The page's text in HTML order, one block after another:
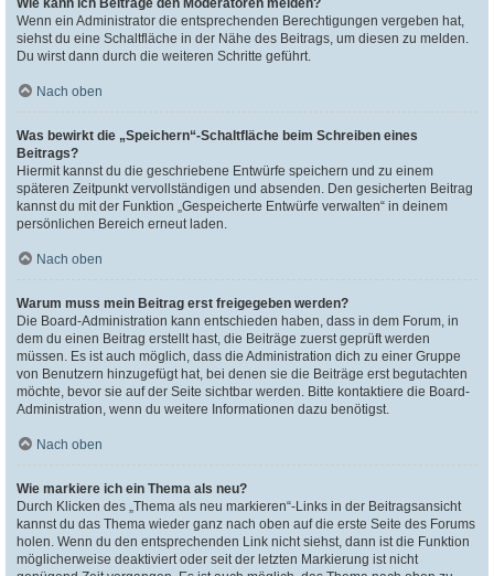
Wie kann ich Beiträge den Moderatoren melden?
Wenn ein Administrator die entsprechenden Berechtigungen vergeben hat,
siehst du eine Schaltfläche in der Nähe des Beitrags, um diesen zu melden.
Du wirst dann durch die weiteren Schritte geführt.
Nach oben
Was bewirkt die „Speichern“-Schaltfläche beim Schreiben eines
Beitrags?
Hiermit kannst du die geschriebene Entwürfe speichern und zu einem
späteren Zeitpunkt vervollständigen und absenden. Den gesicherten Beitrag
kannst du mit der Funktion „Gespeicherte Entwürfe verwalten“ in deinem
persönlichen Bereich erneut laden.
Nach oben
Warum muss mein Beitrag erst freigegeben werden?
Die Board-Administration kann entschieden haben, dass in dem Forum, in
dem du einen Beitrag erstellt hast, die Beiträge zuerst geprüft werden
müssen. Es ist auch möglich, dass die Administration dich zu einer Gruppe
von Benutzern hinzugefügt hat, bei denen sie die Beiträge erst begutachten
möchte, bevor sie auf der Seite sichtbar werden. Bitte kontaktiere die Board-
Administration, wenn du weitere Informationen dazu benötigst.
Nach oben
Wie markiere ich ein Thema als neu?
Durch Klicken des „Thema als neu markieren“-Links in der Beitragsansicht
kannst du das Thema wieder ganz nach oben auf die erste Seite des Forums
holen. Wenn du den entsprechenden Link nicht siehst, dann ist die Funktion
möglicherweise deaktiviert oder seit der letzten Markierung ist nicht